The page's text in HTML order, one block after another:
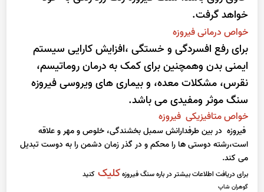
خواهد گرفت.
خواص درمانی فیروزه
برای رفع افسردگی و خستگی ،افزایش کارایی سیستم
ایمنی بدن وهمچنین برای کمک به درمان روماتیسم،
نقرس، مشکلات معده، و بیماری های ویروسی فیروزه
سنگ موثر ومفیدی می باشد.
خواص متافیزیکی فیروزه
فیروزه در بین طرفدارانش سمبل بخشندگی، خلوص و مهر و علاقه
است،رشته دوستی ها را محکم و در گذر زمان دشمن را به دوست تبدیل
می کند.
برای دریافت اطلاعات بیشتر در باره سنگ فیروزهکلیک کنید
گوهران شاپ